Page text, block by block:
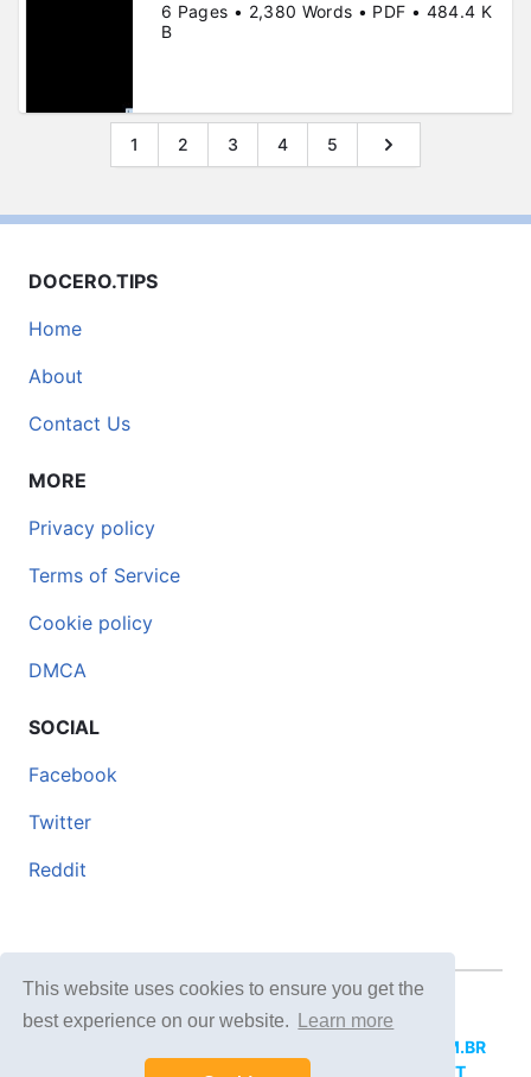
This website uses cookies to ensure you get the
best experience on our website.
Learn more
6 Pages • 2,380 Words • PDF • 484.4 K
B
1 2 3 4 5
DOCERO.TIPS
Home
About
Contact Us
MORE
Privacy policy
Terms of Service
Cookie policy
DMCA
SOCIAL
Facebook
Twitter
Reddit
© 2026 DOCERO.TIPS
DOCERI.COM.BR
DOCERO.PL DOCERO.NET